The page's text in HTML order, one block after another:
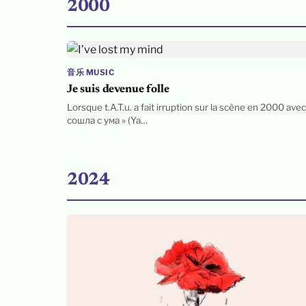
2000
音乐 MUSIC
Je suis devenue folle
Lorsque t.A.T.u. a fait irruption sur la scène en 2000
сошла с ума » (Ya…
2024